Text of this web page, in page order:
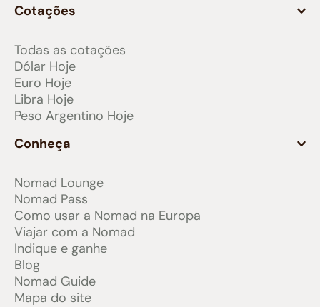
Cotações
Todas as cotações
Dólar Hoje
Euro Hoje
Libra Hoje
Peso Argentino Hoje
Conheça
Nomad Lounge
Nomad Pass
Como usar a Nomad na Europa
Viajar com a Nomad
Indique e ganhe
Blog
Nomad Guide
Mapa do site